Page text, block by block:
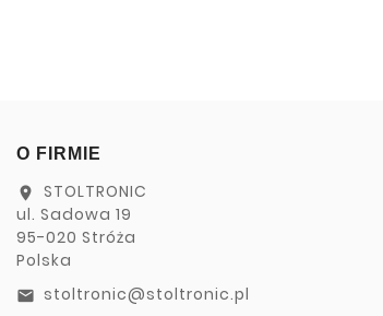
O FIRMIE
location_on
STOLTRONIC
ul. Sadowa 19
95-020 Stróża
Polska
email stoltronic@stoltronic.pl